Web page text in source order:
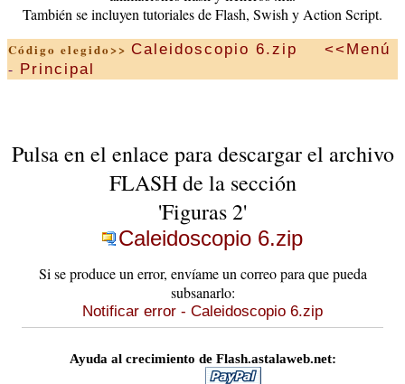
También se incluyen tutoriales de Flash, Swish y Action Script.
Código elegido>> Caleidoscopio 6.zip <<Menú
- Principal
Pulsa en el enlace para descargar el archivo
FLASH de la sección
'Figuras 2'
Caleidoscopio 6.zip
Si se produce un error, envíame un correo para que pueda
subsanarlo:
Notificar error - Caleidoscopio 6.zip
Ayuda al crecimiento de Flash.astalaweb.net: